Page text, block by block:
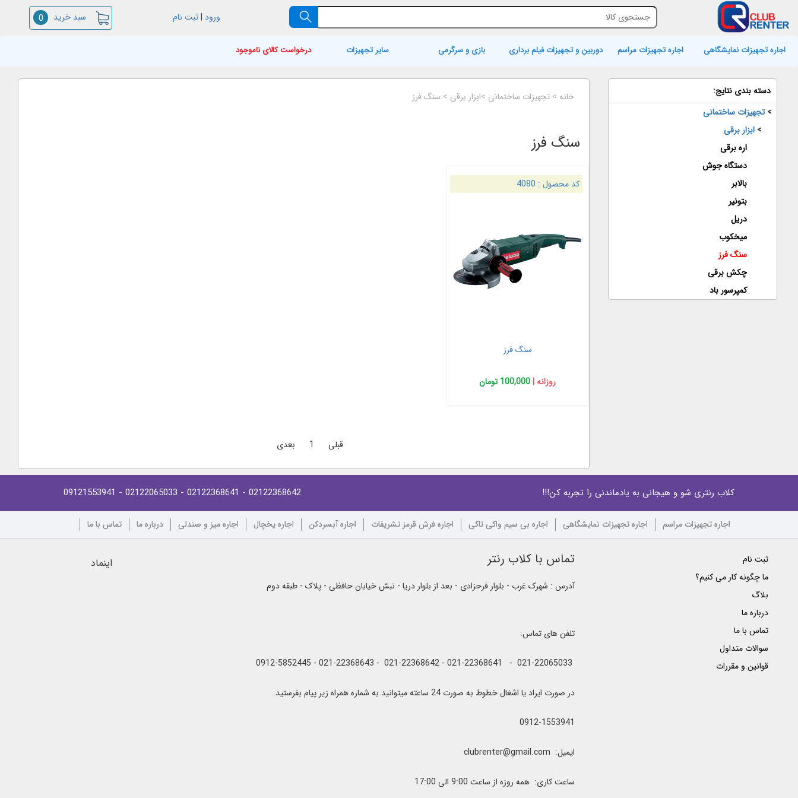
ورود |ثبت نام سبد خرید 0
اجاره تجهیزات نمایشگاهی اجاره تجهیزات مراسم دوربین و تجهیزات فیلم برداری بازی و سرگرمی سایر تجهیزات درخواست کالای ناموجود
خانه > تجهیزات ساختمانی >ابزار برقی > سنگ فرز
سنگ فرز
کد محصول : 4080
سنگ فرز
روزانه | 100,000 تومان
قبلی 1 بعدی
دسته بندی نتایج:
>تجهیزات ساختمانی
> ابزار برقی
اره برقی
دستگاه جوش
بالابر
بتونیر
دریل
میخکوب
سنگ فرز
چکش برقی
کمپرسور باد
کلاب رنتری شو و هیجانی به یادماندنی را تجربه کن!!! 02122368642
- 02122368641
- 02122065033
- 09121553941
اجاره تجهیزات مراسم اجاره تجهیزات نمایشگاهی اجاره بی سیم واکی تاکی اجاره فرش قرمز تشریفات اجاره آبسردکن اجاره یخچال اجاره میز و صندلی درباره ما تماس با ما
ثبت نام
ما چگونه کار می کنیم؟
بلاگ
درباره ما
تماس با ما
سوالات متداول
قوانین و مقررات
تماس با کلاب رنتر
آدرس : شهرک غرب - بلوار فرحزادی - بعد از بلوار دریا - نبش خیابان حافظی - پلاک - طبقه دوم
تلفن های تماس:
در صورت ایراد یا اشغال خطوط به صورت 24 ساعته میتوانید به شماره همراه زیر پیام بفرستید.
0912-1553941
ایمیل: clubrenter@gmail.com
ساعت کاری: همه روزه از ساعت 9:00 الی 17:00
اینماد